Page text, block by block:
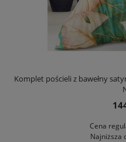
Komplet pościeli z bawełny
Cena
Najniższa